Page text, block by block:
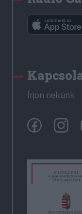
Írjon nekünk